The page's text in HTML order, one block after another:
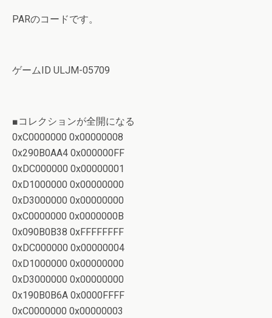
PARのコードです。
ゲームID ULJM-05709
■コレクションが全開になる
0xC0000000 0x00000008
0x290B0AA4 0x000000FF
0xDC000000 0x00000001
0xD1000000 0x00000000
0xD3000000 0x00000000
0xC0000000 0x0000000B
0x090B0B38 0xFFFFFFFF
0xDC000000 0x00000004
0xD1000000 0x00000000
0xD3000000 0x00000000
0x190B0B6A 0x0000FFFF
0xC0000000 0x00000003